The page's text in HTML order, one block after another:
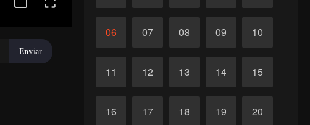
06 07 08 09 10
11 12 13 14 15
16 17 18 19 20